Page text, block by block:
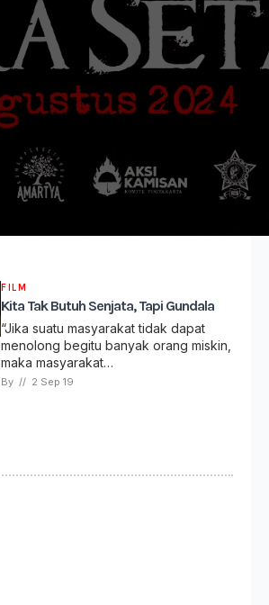
FILM
Kita Tak Butuh Senjata, Tapi Gundala
“Jika suatu masyarakat tidak dapat
menolong begitu banyak orang miskin,
maka masyarakat…
By // 2 Sep 19